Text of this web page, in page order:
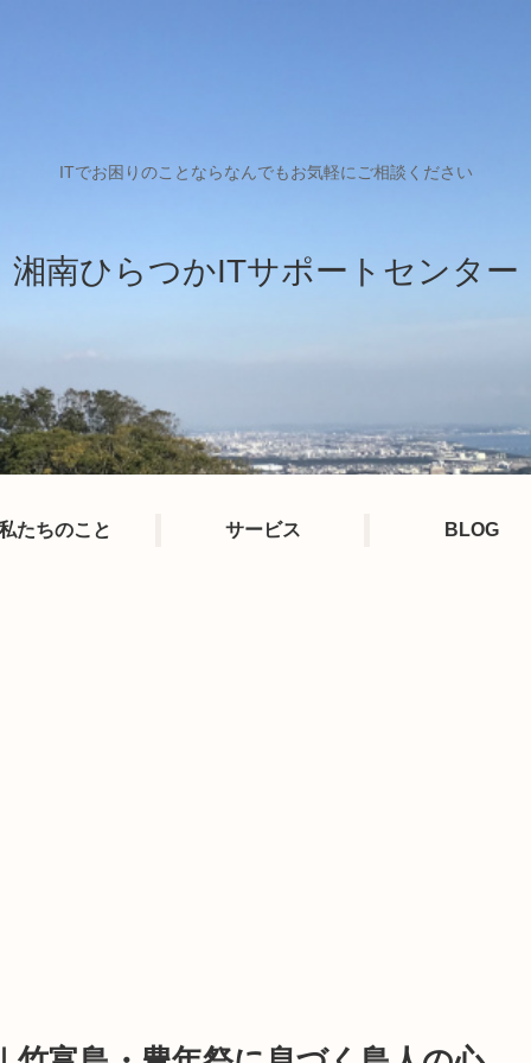
ITでお困りのことならなんでもお気軽にご相談ください
湘南ひらつかITサポートセンター
たちのこと サービス BLOG